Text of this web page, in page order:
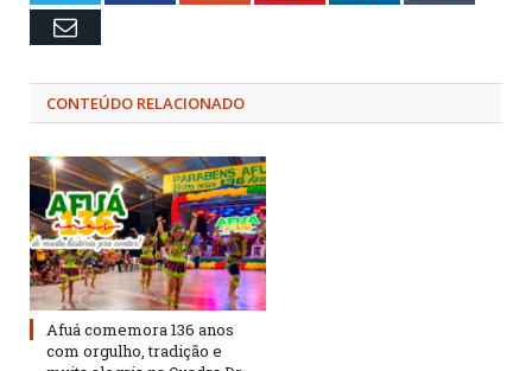
Email
CONTEÚDO RELACIONADO
Afuá comemora 136 anos
com orgulho, tradição e